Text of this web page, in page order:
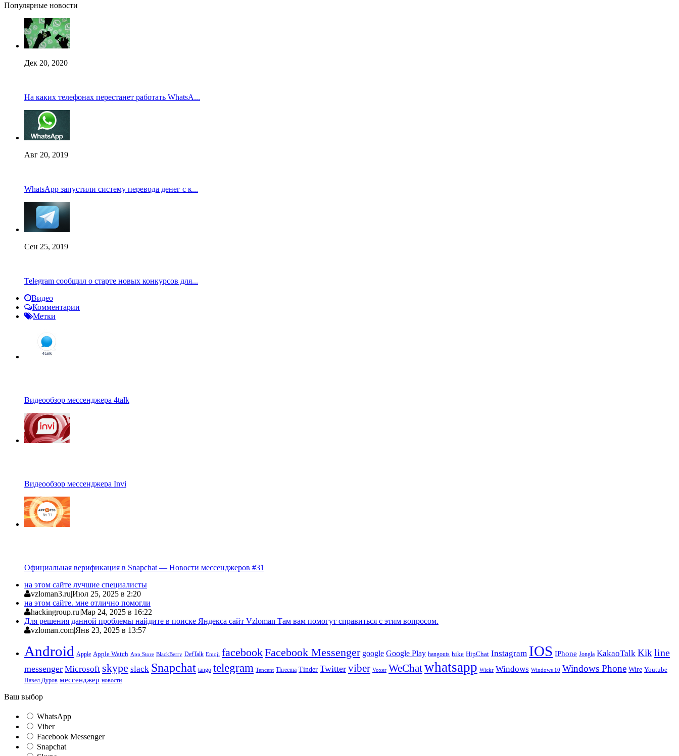
Популярные новости
Дек 20, 2020
На каких телефонах перестанет работать WhatsA...
Авг 20, 2019
WhatsApp запустили систему перевода денег с к...
Сен 25, 2019
Telegram сообщил о старте новых конкурсов для...
Видео
Комментарии
Метки
Видеообзор мессенджера 4talk
Видеообзор мессенджера Invi
Официальная верификация в Snapchat — Новости мессенджеров #31
на этом сайте лучшие специалисты
vzloman3.ru|Июл 25, 2025 в 2:20
на этом сайте. мне отлично помогли
hackingroup.ru|Мар 24, 2025 в 16:22
Для решения данной проблемы найдите в поиске Яндекса сайт Vzloman Там вам помогут справиться с этим вопросом.
vzloman.com|Янв 23, 2025 в 13:57
Android Apple Apple Watch App Store BlackBerry DefTalk Emoji facebookFacebook Messenger google Google Play hangouts hike HipChat Instagram IOS IPhone Jongla KakaoTalk Kik line
messenger Microsoft skype slack Snapchat tango telegram Tencent Threema Tinder Twitter viber Voxer WeChatwhatsapp Wickr Windows Windows 10 Windows Phone Wire Youtube
Павел Дуров мессенджер новости
Ваш выбор
WhatsApp
Viber
Facebook Messenger
Snapchat